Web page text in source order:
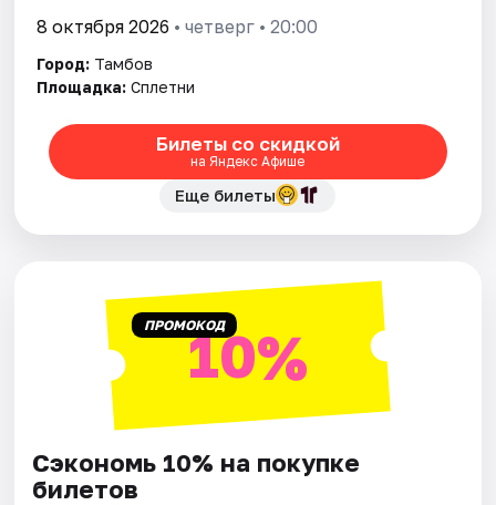
8 октября 2026 • четверг • 20:00
Город: Тамбов
Площадка: Сплетни
Билеты со скидкой
на Яндекс Афише
Еще билеты
ПРОМОКОД10%
Сэкономь 10% на покупке
билетов